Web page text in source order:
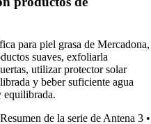
para piel grasa de Mercadona,
suaves, exfoliarla
utilizar protector solar
y beber suficiente agua
equilibrada.
de la serie de Antena 3 •